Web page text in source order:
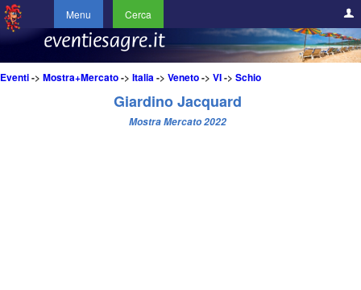
Menu Cerca
Eventi-> Mostra+Mercato-> Italia-> Veneto-> VI-> Schio
Giardino Jacquard
Mostra Mercato 2022